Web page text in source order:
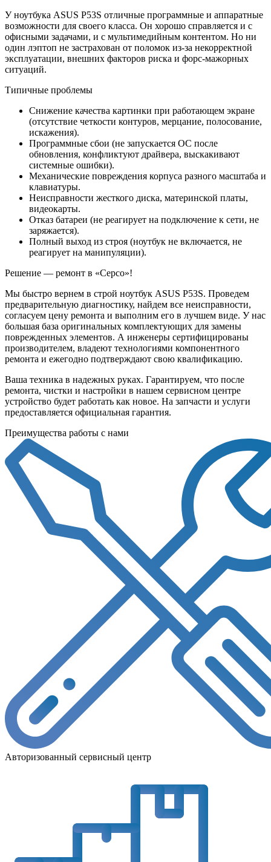
У ноутбука ASUS P53S отличные программные и аппаратные
возможности для своего класса. Он хорошо справляется и с
офисными задачами, и с мультимедийным контентом. Но ни
один лэптоп не застрахован от поломок из-за некорректной
эксплуатации, внешних факторов риска и форс-мажорных
ситуаций.
Типичные проблемы
Снижение качества картинки при работающем экране
(отсутствие четкости контуров, мерцание, полосование,
искажения).
Программные сбои (не запускается ОС после
обновления, конфликтуют драйвера, выскакивают
системные ошибки).
Механические повреждения корпуса разного масштаба и
клавиатуры.
Неисправности жесткого диска, материнской платы,
видеокарты.
Отказ батареи (не реагирует на подключение к сети, не
заряжается).
Полный выход из строя (ноутбук не включается, не
реагирует на манипуляции).
Решение — ремонт в «Серсо»!
Мы быстро вернем в строй ноутбук ASUS P53S. Проведем
предварительную диагностику, найдем все неисправности,
согласуем цену ремонта и выполним его в лучшем виде. У нас
большая база оригинальных комплектующих для замены
поврежденных элементов. А инженеры сертифицированы
производителем, владеют технологиями компонентного
ремонта и ежегодно подтверждают свою квалификацию.
Ваша техника в надежных руках. Гарантируем, что после
ремонта, чистки и настройки в нашем сервисном центре
устройство будет работать как новое. На запчасти и услуги
предоставляется официальная гарантия.
Преимущества работы с нами
Авторизованный сервисный центр